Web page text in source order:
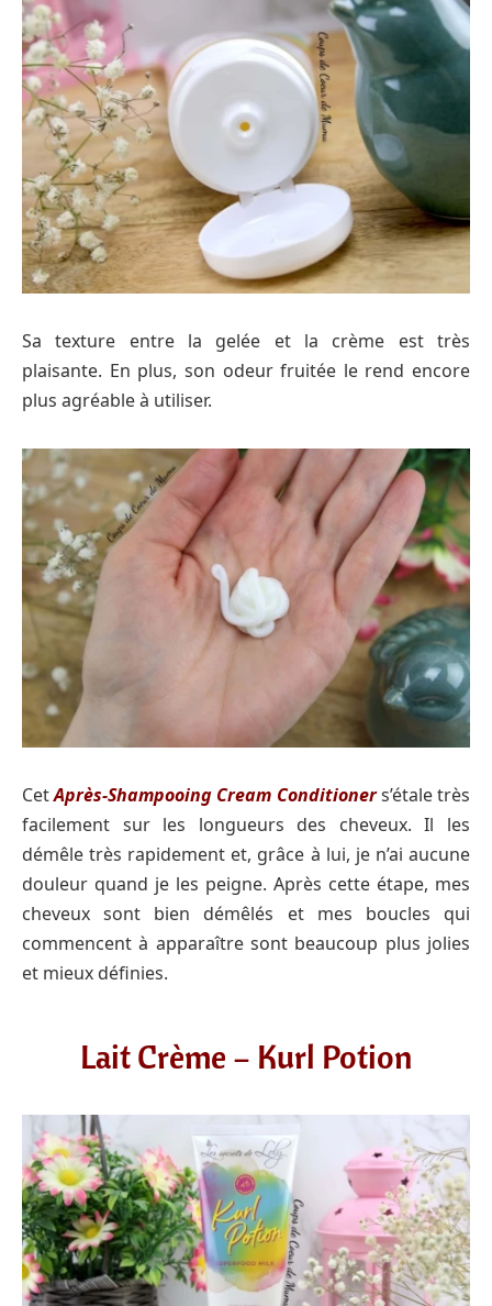
Sa texture entre la gelée et la crème est très
plaisante. En plus, son odeur fruitée le rend encore
plus agréable à utiliser.
CetAprès-Shampooing Cream Conditioners’étale très
facilement sur les longueurs des cheveux. Il les
démêle très rapidement et, grâce à lui, je n’ai aucune
douleur quand je les peigne. Après cette étape, mes
cheveux sont bien démêlés et mes boucles qui
commencent à apparaître sont beaucoup plus jolies
et mieux définies.
Lait Crème – Kurl Potion